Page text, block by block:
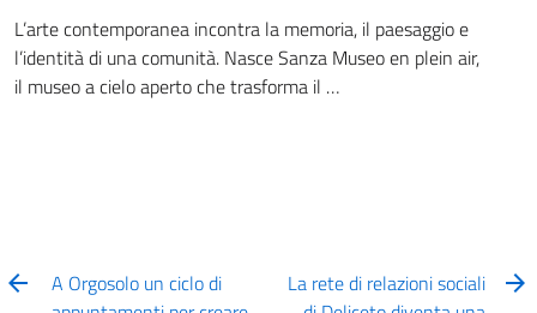
L’arte contemporanea incontra la memoria, il paesaggio e
l’identità di una comunità. Nasce Sanza Museo en plein air,
il museo a cielo aperto che trasforma il …
A Orgosolo un ciclo di
La rete di relazioni sociali